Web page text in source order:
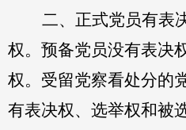
二、正式党员有表
权。预备党员没有表决
权。受留党察看处分的
有表决权、选举权和被